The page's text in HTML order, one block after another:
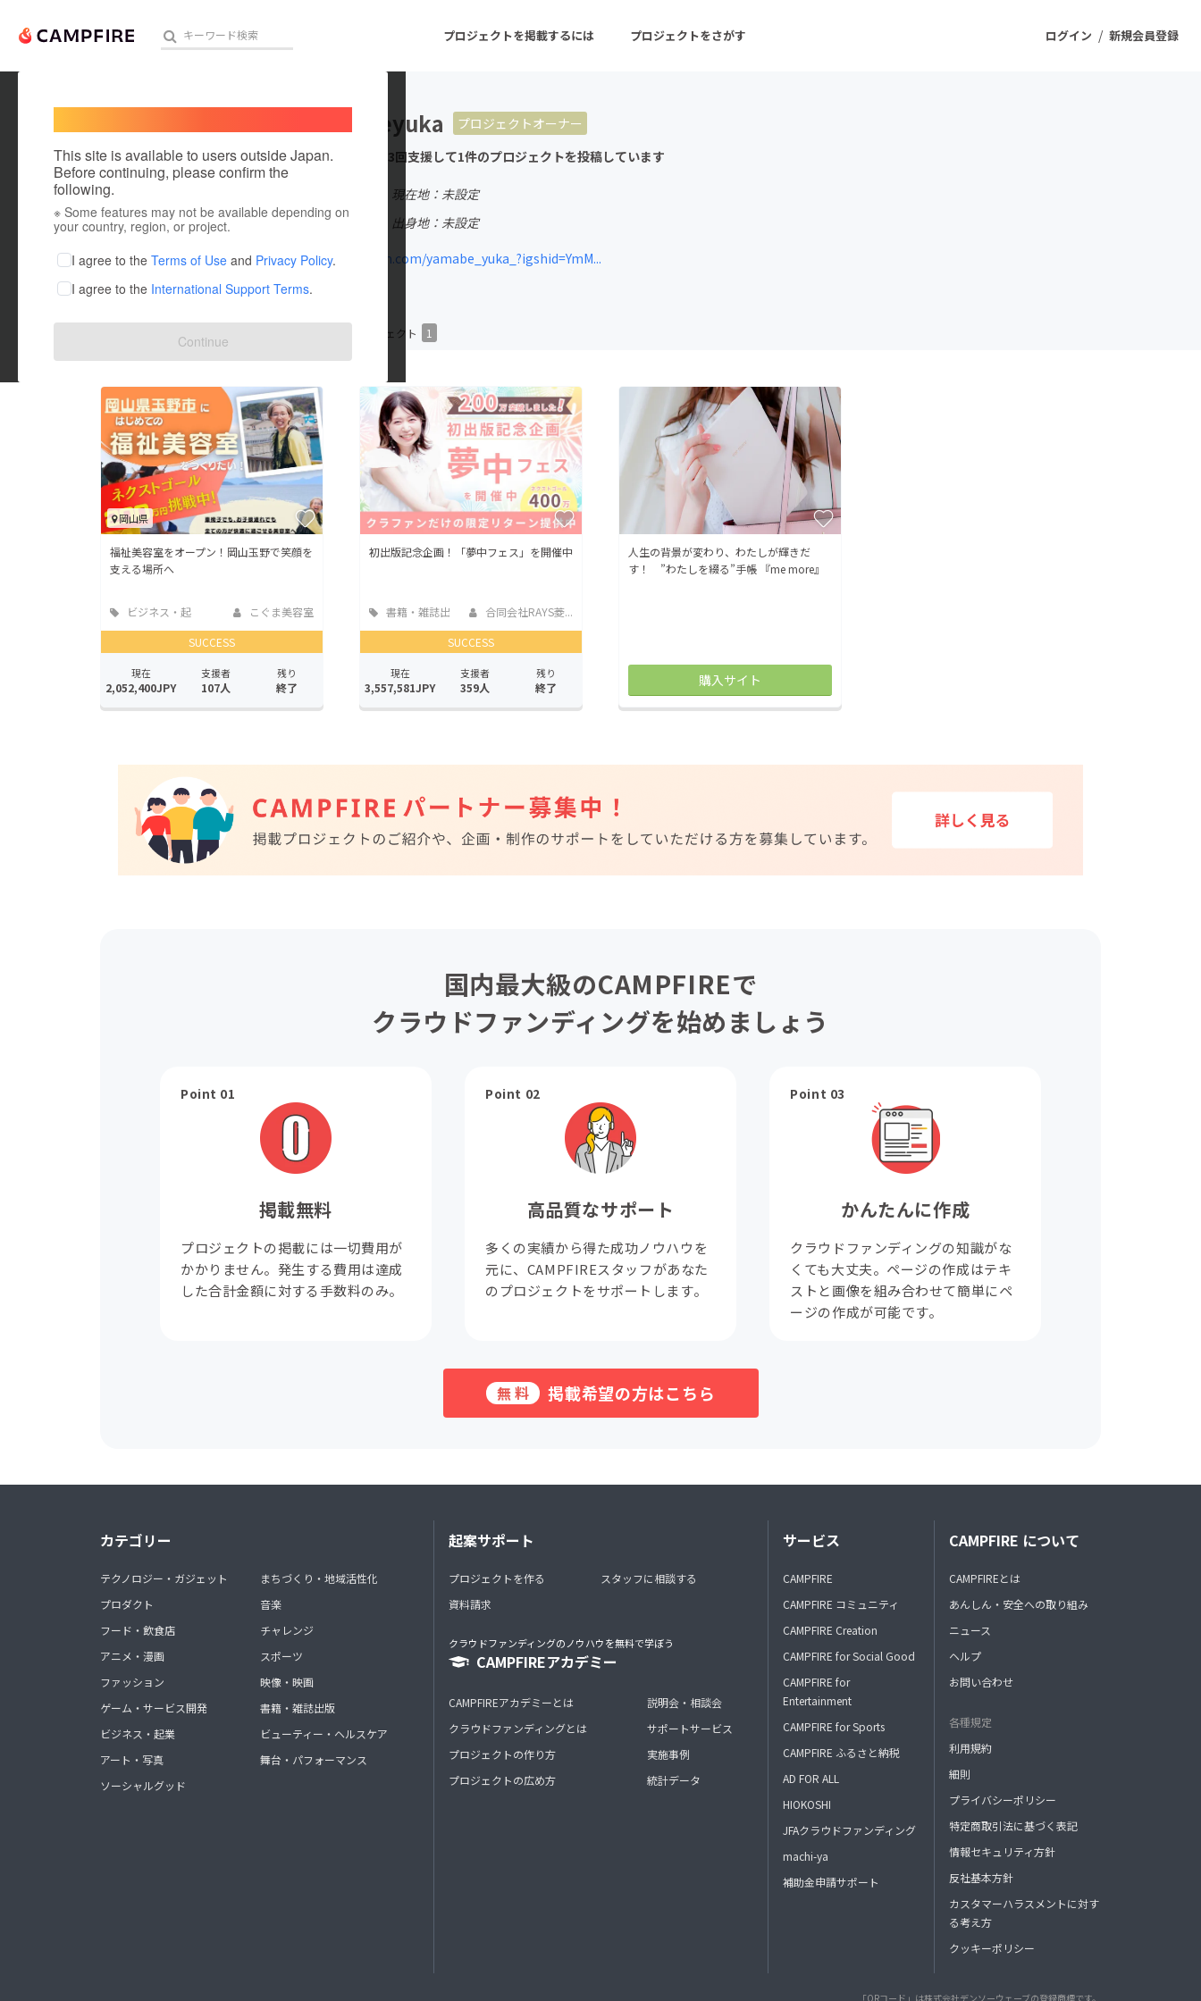
ログイン / 新規会員登録
プロジェクトを掲載するには プロジェクトをさがす
人気のプロジェクト 注目のリターン 注目の新着プロジェクト
アート・写真 音楽
テクノロジー・ガジェット
ゲーム・サービス開発
映像・映画
ビジネス・起業
チャレンジ
まちづくり・地域活性化
CAMPFIRE for Social Good
CAMPFIRE Creation
CAMPFIREふるさと納税
machi-ya コミュニティ
This site is available to users outside Japan.
Before continuing, please confirm the
following.
※ Some features may not be available depending on
your country, region, or project.
I agree to the Terms of Use and Privacy Policy.
I agree to the International Support Terms.
Continue
yamabeyuka
プロジェクトオーナー
これまでに3回支援して1件のプロジェクトを投稿しています
現在地：未設定
出身国：日本
出身地：未設定
instagram.com/yamabe_yuka_?igshid=YmM...
プロジェクト 1
岡山県
福祉美容室をオープン！岡山玉野で笑顔を
支える場所へ
ビジネス・起
こぐま美容室
SUCCESS
現在
2,052,400JPY
支援者
107人
残り
終了
初出版記念企画！「夢中フェス」を開催中
書籍・雑誌出
合同会社RAYS菱...
SUCCESS
現在
3,557,581JPY
支援者
359人
残り
終了
人生の背景が変わり、わたしが輝きだ
す！ ”わたしを綴る”手帳 『me more』
購入サイト
国内最大級のCAMPFIREで
クラウドファンディングを始めましょう
Point 01
掲載無料
プロジェクトの掲載には一切費用が
かかりません。発生する費用は達成
した合計金額に対する手数料のみ。
Point 02
高品質なサポート
多くの実績から得た成功ノウハウを
元に、CAMPFIREスタッフがあなた
のプロジェクトをサポートします。
Point 03
かんたんに作成
クラウドファンディングの知識がな
くても大丈夫。ページの作成はテキ
ストと画像を組み合わせて簡単にペ
ージの作成が可能です。
無料 掲載希望の方はこちら
カテゴリー
テクノロジー・ガジェット
プロダクト
フード・飲食店
アニメ・漫画
ファッション
ゲーム・サービス開発
ビジネス・起業
アート・写真
ソーシャルグッド
まちづくり・地域活性化
音楽
チャレンジ
スポーツ
映像・映画
書籍・雑誌出版
ビューティー・ヘルスケア
舞台・パフォーマンス
起案サポート
プロジェクトを作る
資料請求
スタッフに相談する
クラウドファンディングのノウハウを無料で学ぼう
CAMPFIREアカデミー
CAMPFIREアカデミーとは
クラウドファンディングとは
プロジェクトの作り方
プロジェクトの広め方
説明会・相談会
サポートサービス
実施事例
統計データ
サービス
CAMPFIRE
CAMPFIRE コミュニティ
CAMPFIRE Creation
CAMPFIRE for Social Good
CAMPFIRE for
Entertainment
CAMPFIRE for Sports
CAMPFIRE ふるさと納税
AD FOR ALL
HIOKOSHI
JFAクラウドファンディング
machi-ya
補助金申請サポート
CAMPFIRE について
CAMPFIREとは
あんしん・安全への取り組み
ニュース
ヘルプ
お問い合わせ
各種規定
利用規約
細則
プライバシーポリシー
特定商取引法に基づく表記
情報セキュリティ方針
反社基本方針
カスタマーハラスメントに対す
る考え方
クッキーポリシー
「QRコード」は株式会社デンソーウェーブの登録商標です。